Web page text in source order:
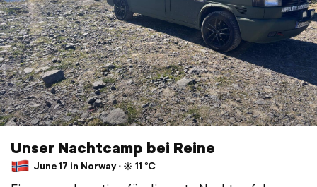
Unser Nachtcamp bei Reine
June 17 in Norway ⋅ ☀️ 11 °C